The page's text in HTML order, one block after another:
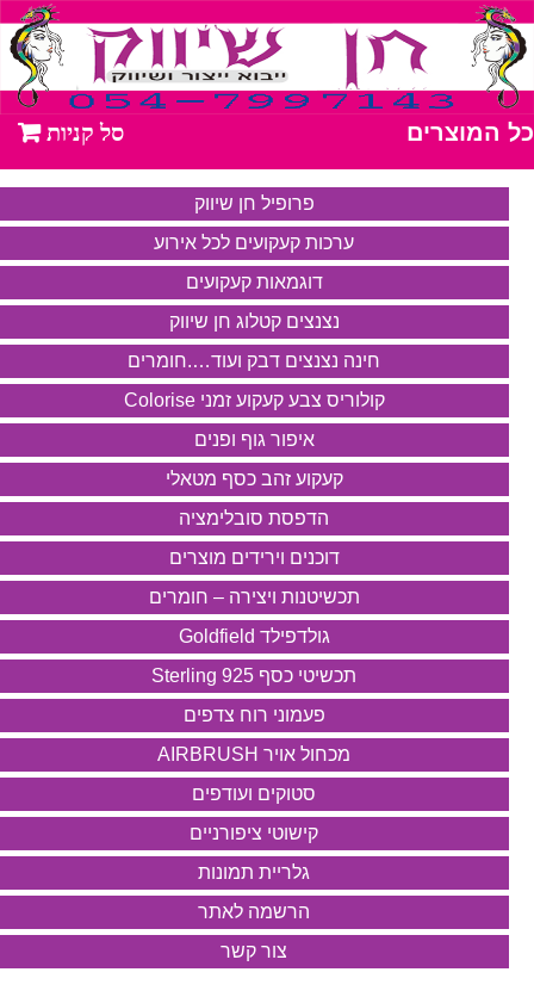
כל המוצרים
פרופיל חן שיווק
ערכות קעקועים לכל אירוע
דוגמאות קעקועים
נצנצים קטלוג חן שיווק
חינה נצנצים דבק ועוד….חומרים
קולוריס צבע קעקוע זמני Colorise
איפור גוף ופנים
קעקוע זהב כסף מטאלי
הדפסת סובלימציה
דוכנים וירידים מוצרים
תכשיטנות ויצירה – חומרים
גולדפילד Goldfield
תכשיטי כסף 925 Sterling
פעמוני רוח צדפים
מכחול אויר AIRBRUSH
סטוקים ועודפים
קישוטי ציפורניים
גלריית תמונות
הרשמה לאתר
צור קשר